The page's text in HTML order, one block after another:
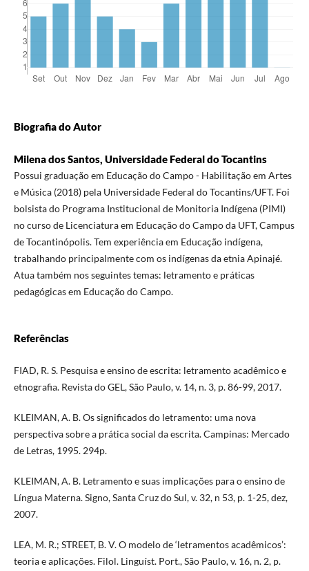
Biografia do Autor
Milena dos Santos, Universidade Federal do Tocantins
Possui graduação em Educação do Campo - Habilitação em Artes
e Música (2018) pela Universidade Federal do Tocantins/UFT. Foi
bolsista do Programa Institucional de Monitoria Indígena (PIMI)
no curso de Licenciatura em Educação do Campo da UFT, Campus
de Tocantinópolis. Tem experiência em Educação indígena,
trabalhando principalmente com os indígenas da etnia Apinajé.
Atua também nos seguintes temas: letramento e práticas
pedagógicas em Educação do Campo.
Referências
FIAD, R. S. Pesquisa e ensino de escrita: letramento acadêmico e
etnografia. Revista do GEL, São Paulo, v. 14, n. 3, p. 86-99, 2017.
KLEIMAN, A. B. Os significados do letramento: uma nova
perspectiva sobre a prática social da escrita. Campinas: Mercado
de Letras, 1995. 294p.
KLEIMAN, A. B. Letramento e suas implicações para o ensino de
Língua Materna. Signo, Santa Cruz do Sul, v. 32, n 53, p. 1-25, dez,
2007.
LEA, M. R.; STREET, B. V. O modelo de ‘letramentos acadêmicos’:
teoria e aplicações. Filol. Linguíst. Port., São Paulo, v. 16, n. 2, p.